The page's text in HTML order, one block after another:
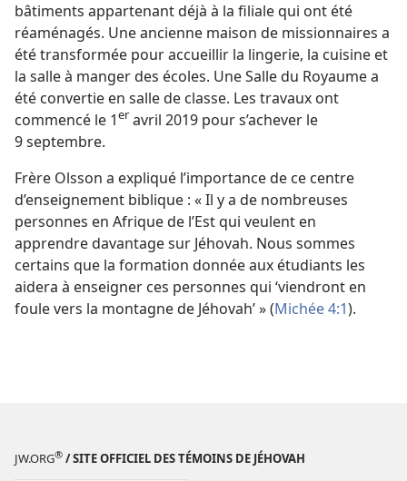
bâtiments appartenant déjà à la filiale qui ont été
réaménagés. Une ancienne maison de missionnaires a
été transformée pour accueillir la lingerie, la cuisine et
la salle à manger des écoles. Une Salle du Royaume a
été convertie en salle de classe. Les travaux ont
commencé le 1er avril 2019 pour s’achever le
9 septembre.
Frère Olsson a expliqué l’importance de ce centre
d’enseignement biblique : « Il y a de nombreuses
personnes en Afrique de l’Est qui veulent en
apprendre davantage sur Jéhovah. Nous sommes
certains que la formation donnée aux étudiants les
aidera à enseigner ces personnes qui ‘viendront en
foule vers la montagne de Jéhovah’ » (Michée 4:1).
JW.ORG® / SITE OFFICIEL DES TÉMOINS DE JÉHOVAH